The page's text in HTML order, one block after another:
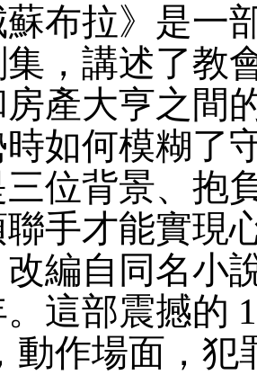
蘇布拉》是一
，講述了教
產大亨之間
如何模糊了
位背景、抱
手才能實現
編自同名小
這部震撼的
動作場面，